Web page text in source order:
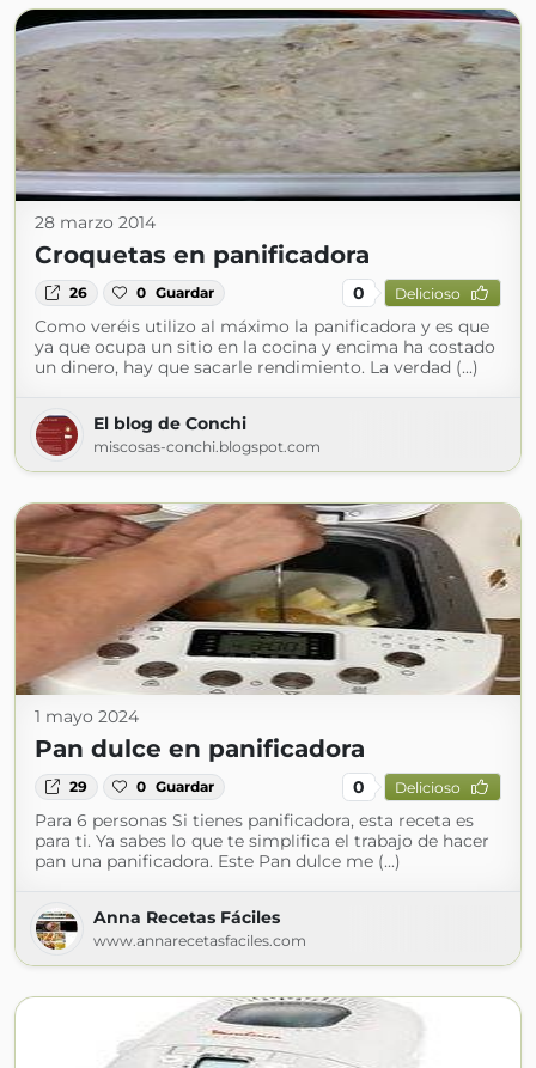
28 marzo 2014
Croquetas en panificadora
26 0 Guardar 0 Delicioso
Como veréis utilizo al máximo la panificadora y es que
ya que ocupa un sitio en la cocina y encima ha costado
un dinero, hay que sacarle rendimiento. La verdad (...)
El blog de Conchi
miscosas-conchi.blogspot.com
1 mayo 2024
Pan dulce en panificadora
29 0 Guardar 0 Delicioso
Para 6 personas Si tienes panificadora, esta receta es
para ti. Ya sabes lo que te simplifica el trabajo de hacer
pan una panificadora. Este Pan dulce me (...)
Anna Recetas Fáciles
www.annarecetasfaciles.com